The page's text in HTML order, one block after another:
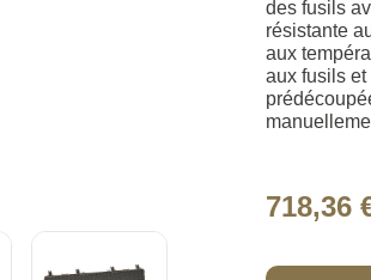
des fusils
résistante
aux
aux fusils
718,36